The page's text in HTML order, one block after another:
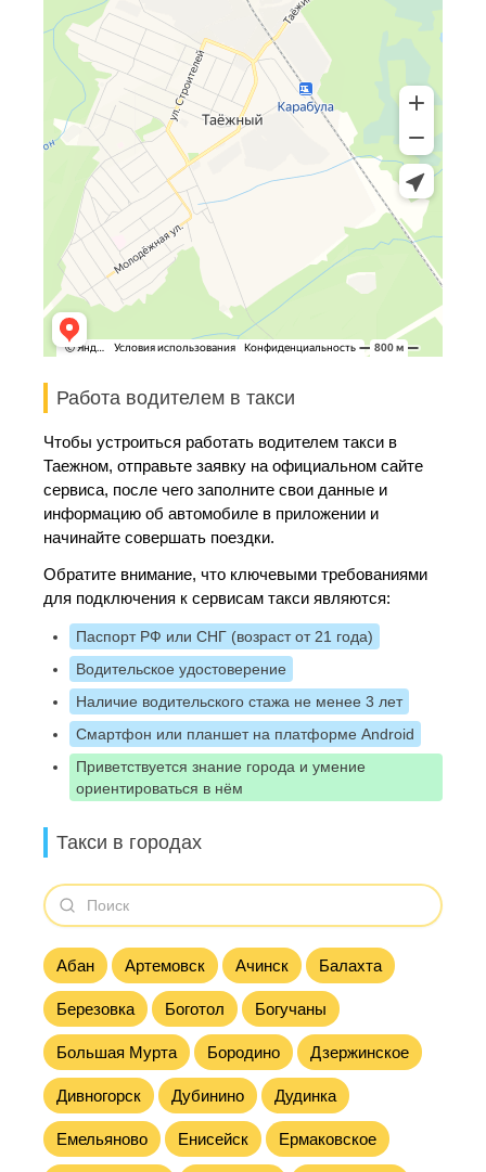
Работа водителем в такси
Чтобы устроиться работать водителем такси в
Таежном, отправьте заявку на официальном сайте
сервиса, после чего заполните свои данные и
информацию об автомобиле в приложении и
начинайте совершать поездки.
Обратите внимание, что ключевыми требованиями
для подключения к сервисам такси являются:
Паспорт РФ или СНГ (возраст от 21 года)
Водительское удостоверение
Наличие водительского стажа не менее 3 лет
Смартфон или планшет на платформе Android
Приветствуется знание города и умение
ориентироваться в нём
Такси в городах
Абан Артемовск Ачинск Балахта
Березовка Боготол Богучаны
Большая Мурта Бородино Дзержинское
Дивногорск Дубинино Дудинка
Емельяново Енисейск Ермаковское